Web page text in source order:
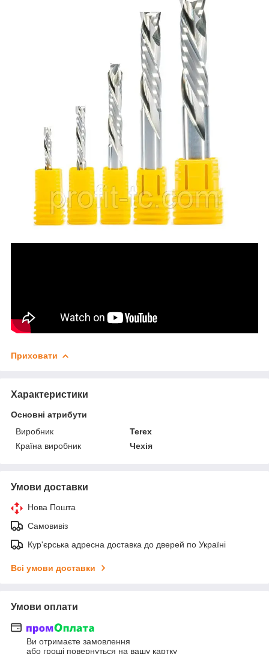
Приховати
Характеристики
Основні атрибути
Виробник
Terex
Країна виробник
Чехія
Умови доставки
Нова Пошта
Самовивіз
Кур'єрська адресна доставка до дверей по Україні
Всі умови доставки
Умови оплати
Ви отримаєте замовлення
або гроші повернуться на вашу картку